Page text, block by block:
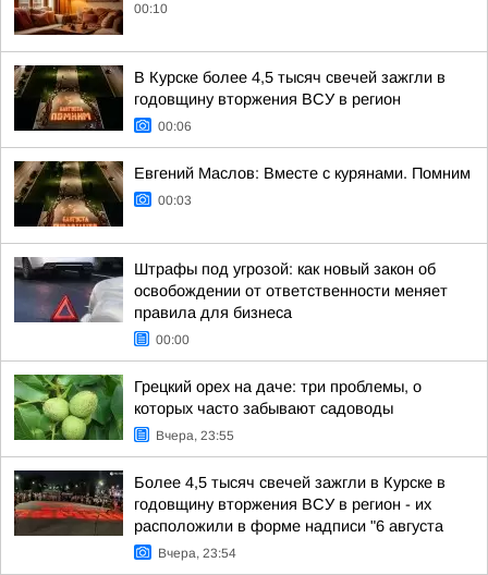
00:10
В Курске более 4,5 тысяч свечей зажгли в
годовщину вторжения ВСУ в регион
00:06
Евгений Маслов: Вместе с курянами. Помним
00:03
Штрафы под угрозой: как новый закон об
освобождении от ответственности меняет
правила для бизнеса
00:00
Грецкий орех на даче: три проблемы, о
которых часто забывают садоводы
Вчера, 23:55
Более 4,5 тысяч свечей зажгли в Курске в
годовщину вторжения ВСУ в регион - их
расположили в форме надписи "6 августа
Вчера, 23:54